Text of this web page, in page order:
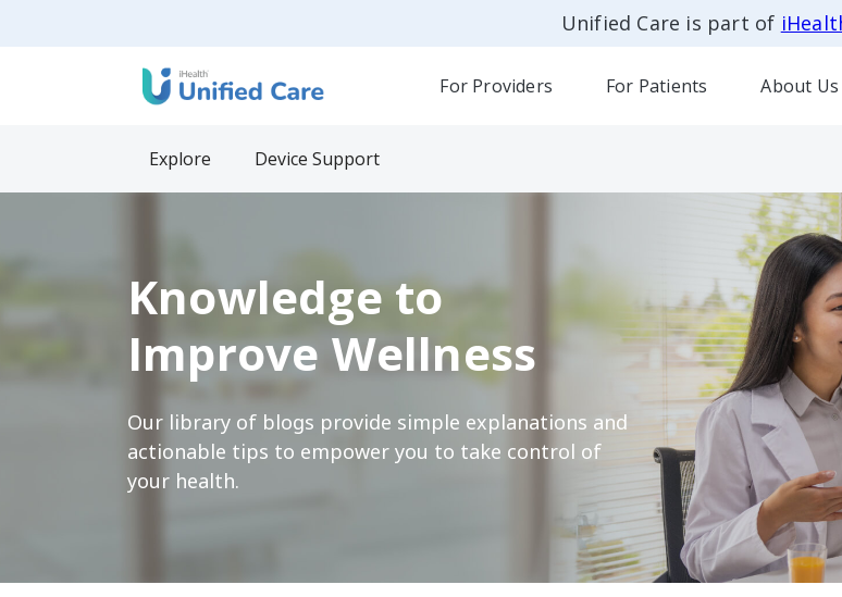
Unified Care is part of
For Providers For Patients About Us
Explore Device Support
Knowledge to
Improve Wellness
Our library of blogs provide simple explanations and
actionable tips to empower you to take control of
your health.